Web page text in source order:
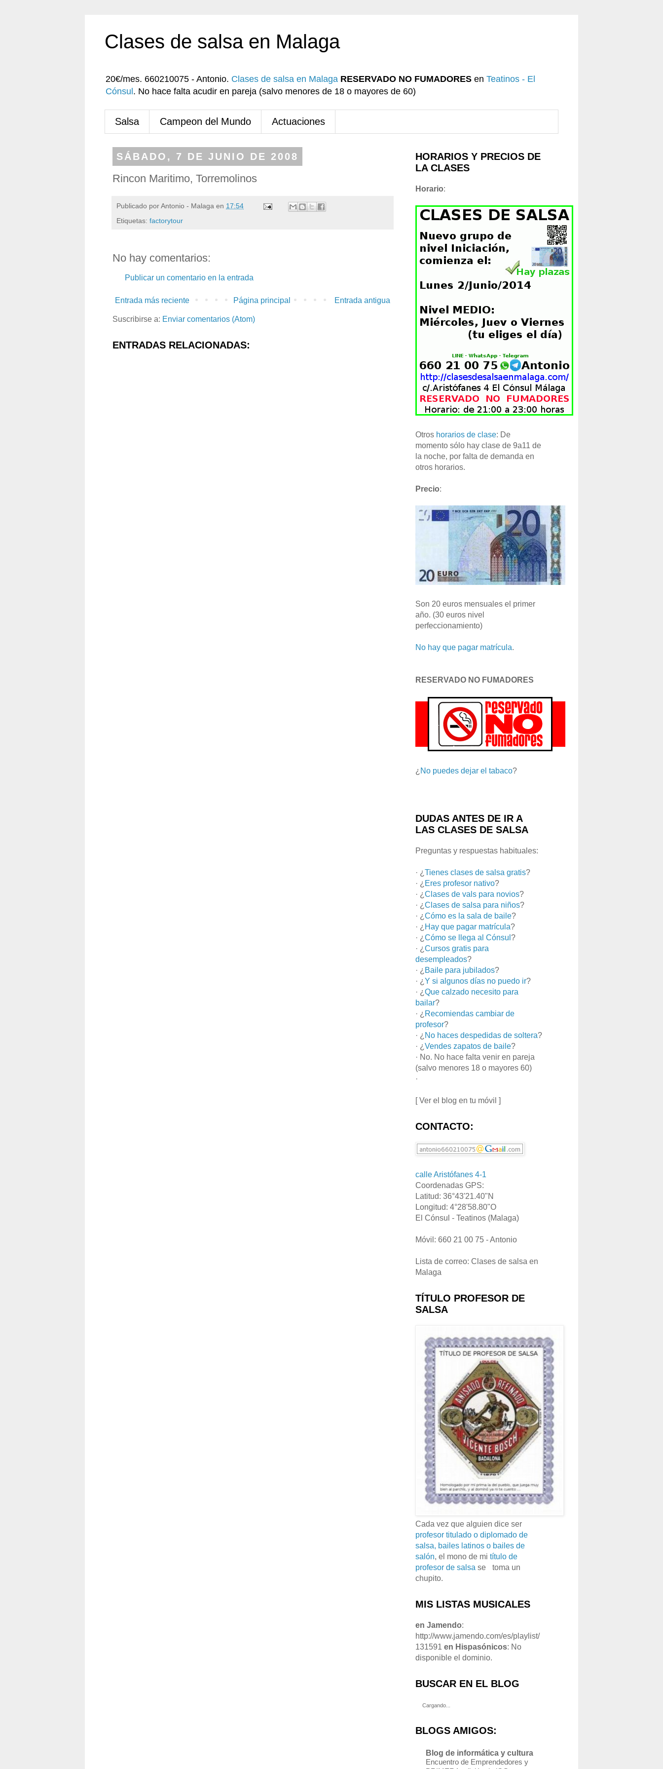
Clases de salsa en Malaga
20€/mes. 660210075 - Antonio. Clases de salsa en Malaga RESERVADO NO FUMADORES en Teatinos - El
Cónsul . No hace falta acudir en pareja (salvo menores de 18 o mayores de 60)
Salsa Campeon del Mundo Actuaciones
SÁBADO, 7 DE JUNIO DE 2008
Rincon Maritimo, Torremolinos
Publicado porAntonio - Malaga en 17:54
Etiquetas: factorytour
No hay comentarios:
Publicar un comentario en la entrada
Entrada más reciente Entrada antigua
Página principal
Suscribirse a: Enviar comentarios (Atom)
ENTRADAS RELACIONADAS:
HORARIOS Y PRECIOS DE
LA CLASES
Horario:
Otros horarios de clase: De
momento sólo hay clase de 9a11 de
la noche, por falta de demanda en
otros horarios.
Precio:
Son 20 euros mensuales el primer
año. (30 euros nivel
perfeccionamiento)
No hay que pagar matrícula.
RESERVADO NO FUMADORES
¿ No puedes dejar el tabaco?
DUDAS ANTES DE IR A
LAS CLASES DE SALSA
Preguntas y respuestas habituales:
· ¿ Tienes clases de salsa gratis?
· ¿ Eres profesor nativo?
· ¿ Clases de vals para novios?
· ¿ Clases de salsa para niños?
· ¿ Cómo es la sala de baile?
· ¿ Hay que pagar matrícula?
· ¿ Cómo se llega al Cónsul ?
· ¿ Cursos gratis para
desempleados?
· ¿ Baile para jubilados?
· ¿ Y si algunos días no puedo ir?
· ¿ Que calzado necesito para
bailar?
· ¿ Recomiendas cambiar de
profesor?
· ¿ No haces despedidas de soltera?
· ¿ Vendes zapatos de baile?
· No. No hace falta venir en pareja
(salvo menores 18 o mayores 60)
·
[ Ver el blog en tu móvil ]
CONTACTO:
calle Aristófanes 4-1
Coordenadas GPS:
Latitud: 36°43'21.40"N
Longitud: 4°28'58.80"O
El Cónsul - Teatinos (Malaga)
Móvil: 660 21 00 75 - Antonio
Lista de correo: Clases de salsa en
Malaga
TÍTULO PROFESOR DE
SALSA
Cada vez que alguien dice ser
profesor titulado o diplomado de
salsa, bailes latinos o bailes de
salón, el mono de mi título de
profesor de salsa se
toma un
chupito.
MIS LISTAS MUSICALES
en Jamendo:
http://www.jamendo.com/es/playlist/
131591 en Hispasónicos: No
disponible el dominio.
BUSCAR EN EL BLOG
Cargando...
BLOGS AMIGOS:
Blog de informática y cultura
Encuentro de Emprendedores y